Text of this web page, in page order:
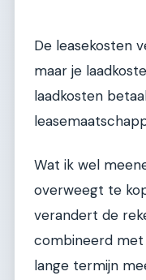
De leasekosten
maar je
laadkosten
Wat ik wel
overweegt te
verandert de
combineerd
lange termijn